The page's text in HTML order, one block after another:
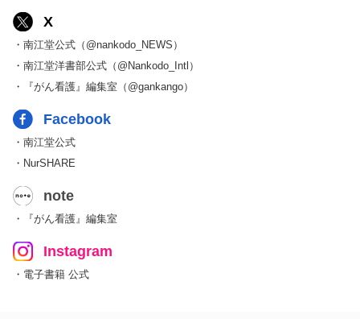
X
・南江堂公式（@nankodo_NEWS）
・南江堂洋書部公式（@Nankodo_Intl）
・『がん看護』編集室（@gankango）
Facebook
・南江堂公式
・NurSHARE
note
・『がん看護』編集室
Instagram
・電子書籍 公式